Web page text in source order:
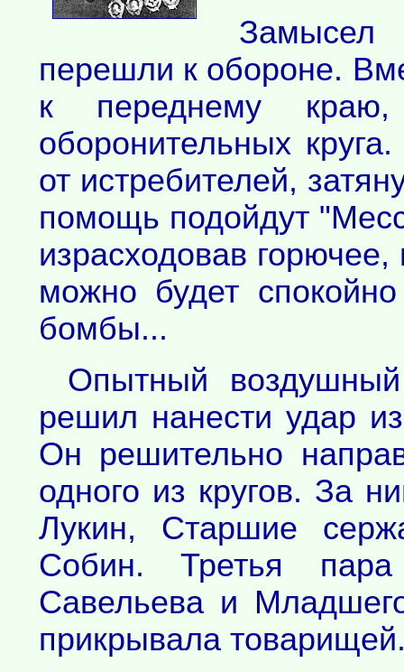
перешли к обороне.
к переднему
оборонительных
от истребителей,
помощь подойдут
израсходовав
можно будет
бомбы...
Опытный
решил нанести удар
Он решительно
одного из кругов. За
Лукин, Старшие
Собин. Третья
Савельева и
прикрывала